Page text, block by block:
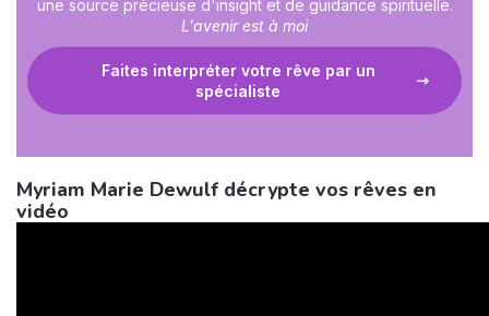
une source précieuse d'insight et de guidance spirituelle.
L'avenir est à moi
Faites interpréter votre rêve par un
spécialiste
Myriam Marie Dewulf décrypte vos rêves en
vidéo